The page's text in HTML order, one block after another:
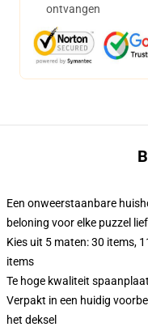
ontvangen
Een onweerstaanbare
beloning voor elke puzzel
Kies uit 5 maten: 30 items,
items
Te hoge kwaliteit
Verpakt in een huidig
het deksel